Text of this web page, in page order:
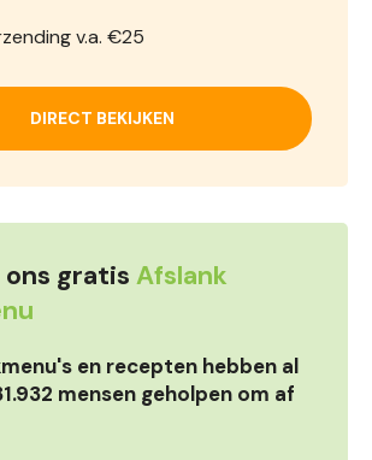
v.a. €25
DIRECT BEKIJKEN
gratis Afslank
en recepten hebben al
mensen geholpen om af